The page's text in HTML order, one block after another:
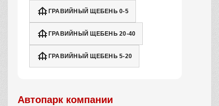
ГРАВИЙНЫЙ ЩЕБЕНЬ 0-5
ГРАВИЙНЫЙ ЩЕБЕНЬ 20-40
ГРАВИЙНЫЙ ЩЕБЕНЬ 5-20
Автопарк компании